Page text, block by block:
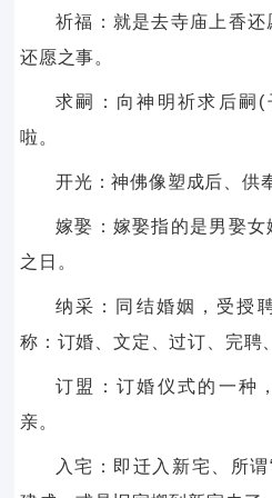
祈福：就是去寺庙上香
还愿之事。
求嗣：向神明祈求后嗣
啦。
开光：神佛像塑成后、供
嫁娶：嫁娶指的是男娶
之日。
纳采：同结婚姻，受授
称：订婚、文定、过订、完聘
订盟：订婚仪式的一种
亲。
入宅：即迁入新宅、所